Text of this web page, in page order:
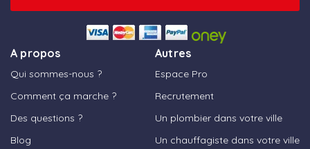
A propos
Qui sommes-nous ?
Comment ça marche ?
Des questions ?
Blog
Autres
Espace Pro
Recrutement
Un plombier dans votre ville
Un chauffagiste dans votre ville